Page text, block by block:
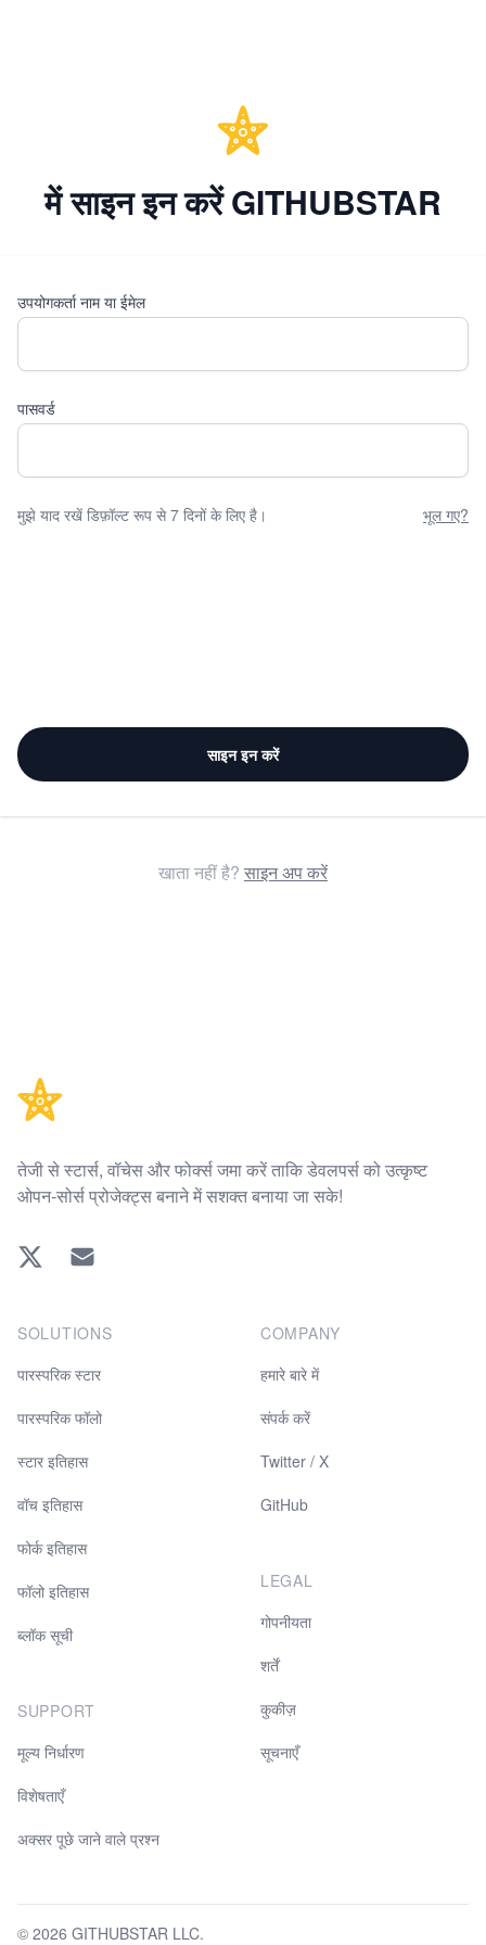
में साइन इन करें GITHUBSTAR
उपयोगकर्ता नाम या ईमेल
पासवर्ड
मुझे याद रखें डिफ़ॉल्ट रूप से 7 दिनों के लिए है। भूल गए?
साइन इन करें
खाता नहीं है? साइन अप करें
तेजी से स्टार्स, वॉचेस और फोर्क्स जमा करें ताकि डेवलपर्स को उत्कृष्ट
ओपन-सोर्स प्रोजेक्ट्स बनाने में सशक्त बनाया जा सके!
Twitter EMAIL
SOLUTIONS
पारस्परिक स्टार
पारस्परिक फॉलो
स्टार इतिहास
वॉच इतिहास
फोर्क इतिहास
फॉलो इतिहास
ब्लॉक सूची
SUPPORT
मूल्य निर्धारण
विशेषताएँ
अक्सर पूछे जाने वाले प्रश्न
COMPANY
हमारे बारे में
संपर्क करें
Twitter / X
GitHub
LEGAL
गोपनीयता
शर्तें
कुकीज़
सूचनाएँ
© 2026 GITHUBSTAR LLC.